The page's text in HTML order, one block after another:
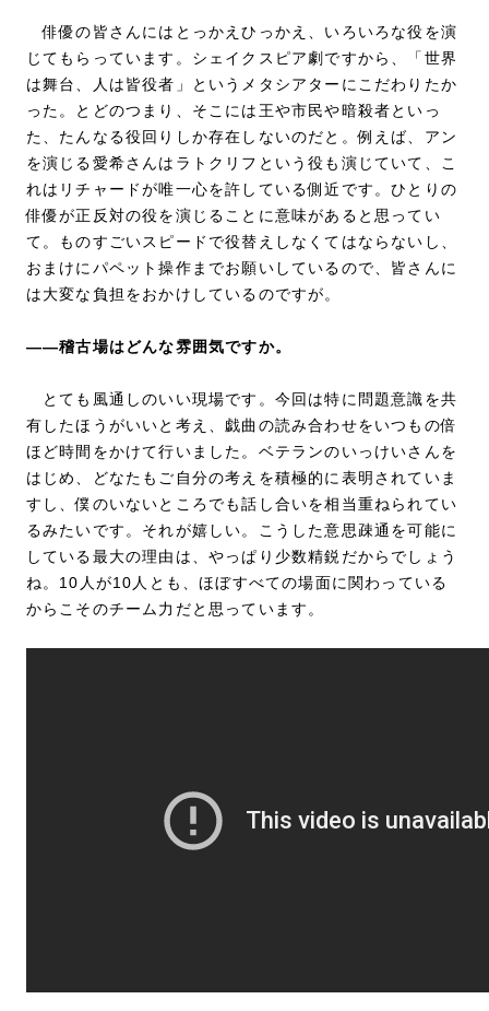
俳優の皆さんにはとっかえひっかえ、いろいろな役を演
じてもらっています。シェイクスピア劇ですから、「世界
は舞台、人は皆役者」というメタシアターにこだわりたか
った。とどのつまり、そこには王や市民や暗殺者といっ
た、たんなる役回りしか存在しないのだと。例えば、アン
を演じる愛希さんはラトクリフという役も演じていて、こ
れはリチャードが唯一心を許している側近です。ひとりの
俳優が正反対の役を演じることに意味があると思ってい
て。ものすごいスピードで役替えしなくてはならないし、
おまけにパペット操作までお願いしているので、皆さんに
は大変な負担をおかけしているのですが。
――稽古場はどんな雰囲気ですか。
とても風通しのいい現場です。今回は特に問題意識を共
有したほうがいいと考え、戯曲の読み合わせをいつもの倍
ほど時間をかけて行いました。ベテランのいっけいさんを
はじめ、どなたもご自分の考えを積極的に表明されていま
すし、僕のいないところでも話し合いを相当重ねられてい
るみたいです。それが嬉しい。こうした意思疎通を可能に
している最大の理由は、やっぱり少数精鋭だからでしょう
ね。10人が10人とも、ほぼすべての場面に関わっている
からこそのチーム力だと思っています。